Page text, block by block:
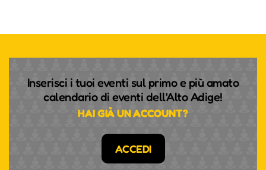
Inserisci i tuoi eventi sul primo e più amato
calendario di eventi dell'Alto Adige!
HAI GIÀ UN ACCOUNT?
ACCEDI